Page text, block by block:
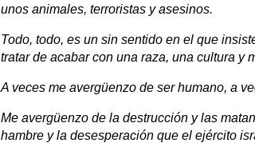
unos animales, terroristas y asesinos.
Todo, todo, es un sin sentido en el que
tratar de acabar con una raza, una cultura y
A veces me avergüenzo de ser humano, a
Me avergüenzo de la destrucción y las
hambre y la desesperación que el ejército